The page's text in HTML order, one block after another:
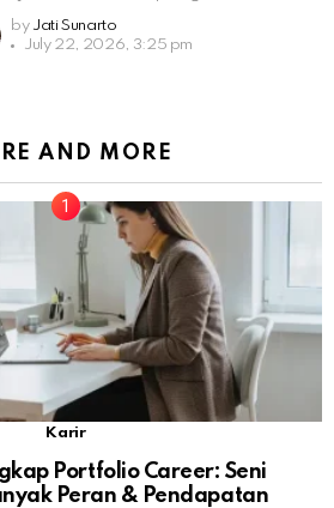
by Jati Sunarto
July 22, 2026, 3:25 pm
AND MORE
Karir
Portfolio Career: Seni
Peran & Pendapatan